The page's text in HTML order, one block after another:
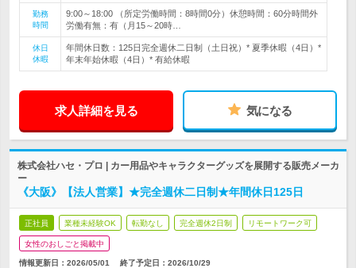
勤務
時間
9:00～18:00 （所定労働時間：8時間0分）休憩時間：60分時間外
労働有無：有（月15～20時…
休日
休暇
年間休日数：125日完全週休二日制（土日祝）* 夏季休暇（4日）*
年末年始休暇（4日）* 有給休暇
求人詳細を見る 気になる
株式会社ハセ・プロ | カー用品やキャラクターグッズを展開する販売メーカ
ー
《大阪》【法人営業】★完全週休二日制★年間休日125日
正社員 業種未経験OK 転勤なし 完全週休2日制 リモートワーク可
女性のおしごと掲載中
情報更新日：2026/05/01 終了予定日： 2026/10/29